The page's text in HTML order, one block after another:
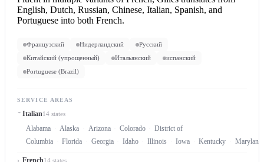
English, Dutch, Russian, Chinese, Italian, Spanish, and
Portuguese into both French.
Французский Нидерландский
Русский
Китайский (упрощенный)
Итальянский
испанский
Portuguese (Brazil)
SERVICE AREAS
Italian14 states
Alabama Alaska Arizona Colorado
District of
Columbia
Florida Georgia Idaho Illinois Iowa Kentucky Maryland
French14 states